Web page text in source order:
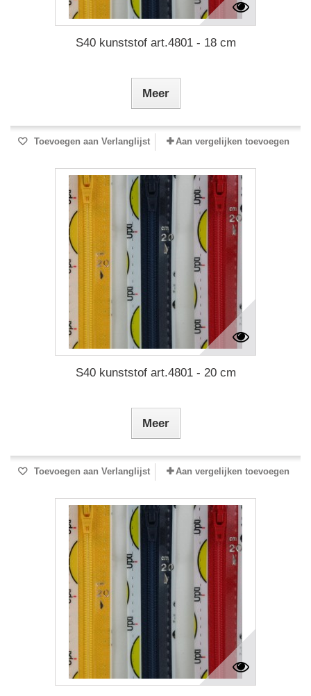
S40 kunststof art.4801 - 18 cm
Meer
Toevoegen aan Verlanglijst Aan vergelijken toevoegen
S40 kunststof art.4801 - 20 cm
Meer
Toevoegen aan Verlanglijst Aan vergelijken toevoegen